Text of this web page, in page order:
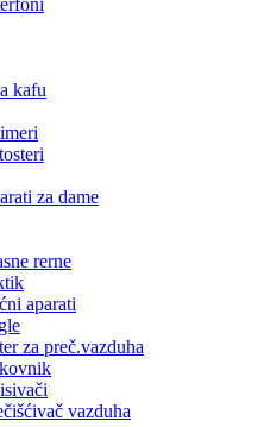
kafu
za dame
rerne
aparati
za preč.vazduha
vazduha